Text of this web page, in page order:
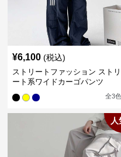
¥6,100 (税込)
ストリートファッション ストリ
ート系ワイドカーゴパンツ
全3色
人